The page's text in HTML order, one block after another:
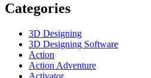
Categories
3D Designing
3D Designing Software
Action
Action Adventure
Activator